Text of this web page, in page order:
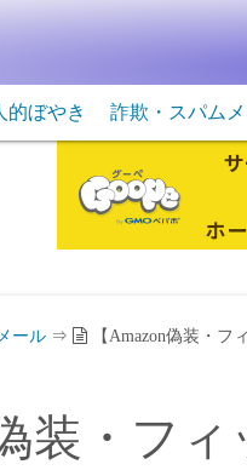
的ぼやき 詐欺・スパム
ール ⇒
【Amazon偽装・
装・フ